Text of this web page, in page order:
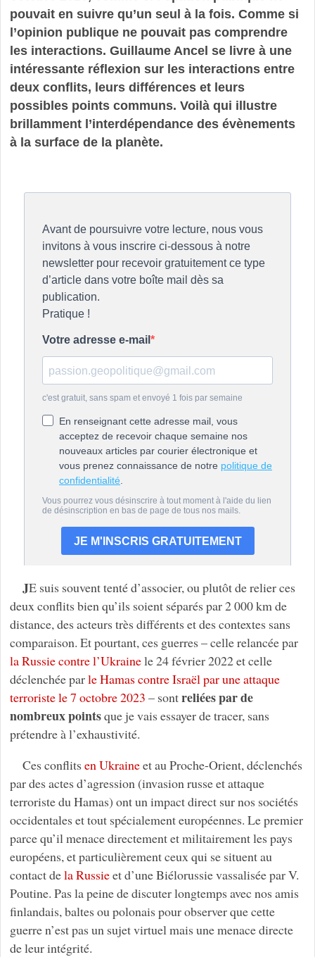
pouvait en suivre qu’un seul à la fois. Comme si
l’opinion publique ne pouvait pas comprendre
les interactions. Guillaume Ancel se livre à une
intéressante réflexion sur les interactions entre
deux conflits, leurs différences et leurs
possibles points communs. Voilà qui illustre
brillamment l’interdépendance des évènements
à la surface de la planète.
JE suis souvent tenté d’associer, ou plutôt de relier ces
deux conflits bien qu’ils soient séparés par 2 000 km de
distance, des acteurs très différents et des contextes sans
comparaison. Et pourtant, ces guerres – celle relancée par
la Russie contre l’Ukrainele 24 février 2022 et celle
déclenchée parle Hamas contre Israël par une attaque
terroriste le 7 octobre 2023 – sontreliées par de
nombreux pointsque je vais essayer de tracer, sans
prétendre à l’exhaustivité.
Ces conflits en Ukraineet au Proche-Orient, déclenchés
par des actes d’agression (invasion russe et attaque
terroriste du Hamas) ont un impact direct sur nos sociétés
occidentales et tout spécialement européennes. Le premier
parce qu’il menace directement et militairement les pays
européens, et particulièrement ceux qui se situent au
contact dela Russieet d’une Biélorussie vassalisée par V.
Poutine. Pas la peine de discuter longtemps avec nos amis
finlandais, baltes ou polonais pour observer que cette
guerre n’est pas un sujet virtuel mais une menace directe
de leur intégrité.